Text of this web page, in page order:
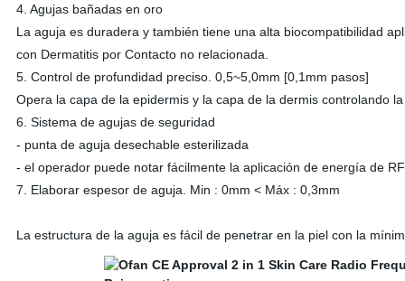
4. Agujas bañadas en oro
La aguja es duradera y también tiene una alta biocompatibilidad
con Dermatitis por Contacto no relacionada.
5. Control de profundidad preciso. 0,5~5,0mm [0,1mm pasos]
Opera la capa de la epidermis y la capa de la dermis controlando
6. Sistema de agujas de seguridad
- punta de aguja desechable esterilizada
- el operador puede notar fácilmente la aplicación de energía de
7. Elaborar espesor de aguja. Min : 0mm < Máx : 0,3mm
La estructura de la aguja es fácil de penetrar en la piel con la